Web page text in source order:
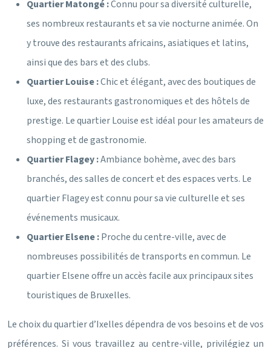
Quartier Matongé :Connu pour sa diversité culturelle,
ses nombreux restaurants et sa vie nocturne animée. On
y trouve des restaurants africains, asiatiques et latins,
ainsi que des bars et des clubs.
Quartier Louise :Chic et élégant, avec des boutiques de
luxe, des restaurants gastronomiques et des hôtels de
prestige. Le quartier Louise est idéal pour les amateurs de
shopping et de gastronomie.
Quartier Flagey :Ambiance bohème, avec des bars
branchés, des salles de concert et des espaces verts. Le
quartier Flagey est connu pour sa vie culturelle et ses
événements musicaux.
Quartier Elsene :Proche du centre-ville, avec de
nombreuses possibilités de transports en commun. Le
quartier Elsene offre un accès facile aux principaux sites
touristiques de Bruxelles.
Le choix du quartier d’Ixelles dépendra de vos besoins et de vos
préférences. Si vous travaillez au centre-ville, privilégiez un